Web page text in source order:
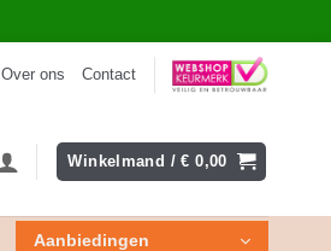
Over ons Contact
Winkelmand /€ 0,00
Aanbiedingen